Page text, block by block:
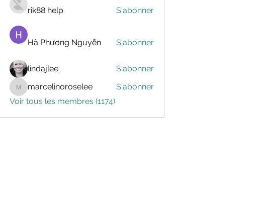
rik88 help S'abonner
Hà Phương Nguyễn S'abonner
lindajlee S'abonner
marcelinoroselee
marcelinoroselee
S'abonner
Voir tous les membres (1174)